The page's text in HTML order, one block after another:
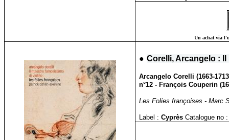
Un achat via
● Corelli, Arcangelo :
Arcangelo Corelli (1663-
n°12 - François Couperin
Les Folies françoises - Marc
Label : CyprèsCatalogue no :